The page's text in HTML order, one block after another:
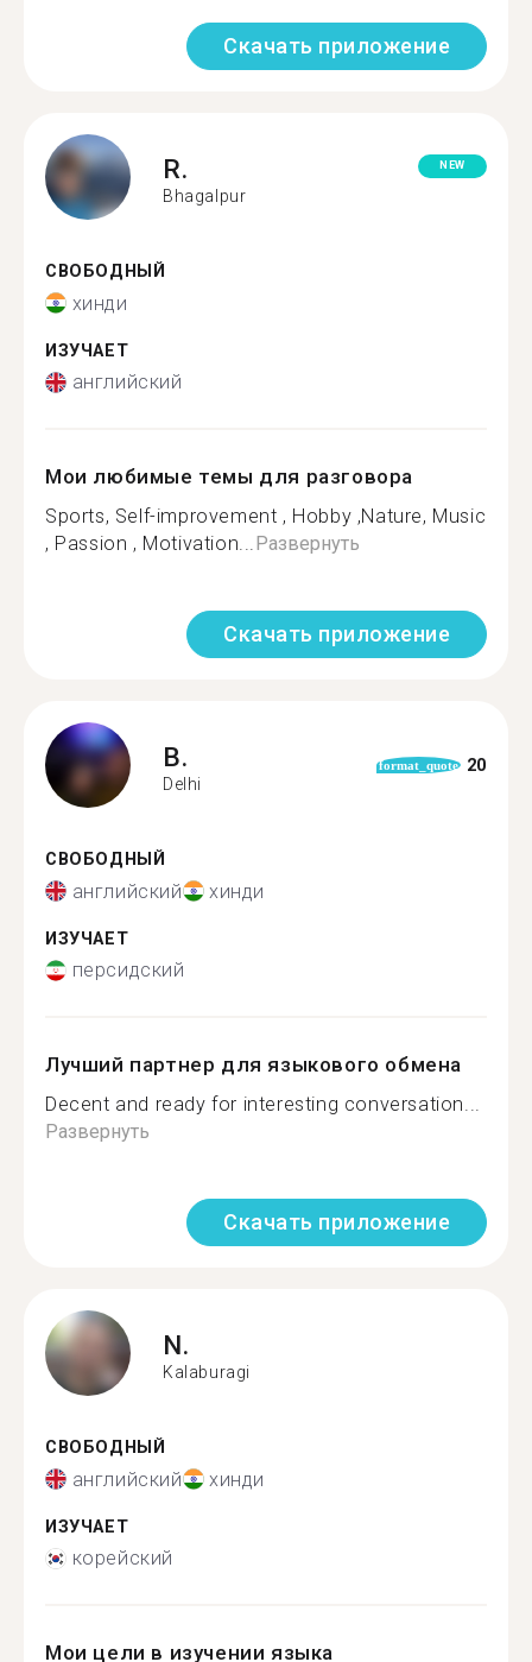
Скачать приложение
R.
Bhagalpur
NEW
СВОБОДНЫЙ
хинди
ИЗУЧАЕТ
английский
Мои любимые темы для разговора
Sports, Self-improvement , Hobby ,Nature, Music
, Passion , Motivation...Развернуть
Скачать приложение
B.
Delhi
format_quote 20
СВОБОДНЫЙ
английский хинди
ИЗУЧАЕТ
персидский
Лучший партнер для языкового обмена
Decent and ready for interesting conversation...
Развернуть
Скачать приложение
N.
Kalaburagi
СВОБОДНЫЙ
английский хинди
ИЗУЧАЕТ
корейский
Мои цели в изучении языка